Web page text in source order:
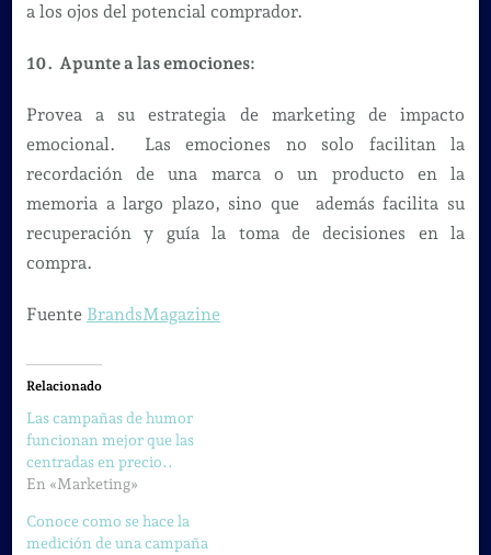
a los ojos del potencial comprador.
10. Apunte a las emociones:
Provea a su estrategia de marketing de impacto
emocional. Las emociones no solo facilitan la
recordación de una marca o un producto en la
memoria a largo plazo, sino que además facilita su
recuperación y guía la toma de decisiones en la
compra.
Fuente BrandsMagazine
Relacionado
Las campañas de humor
funcionan mejor que las
centradas en precio..
En «Marketing»
Conoce como se hace la
medición de una campaña